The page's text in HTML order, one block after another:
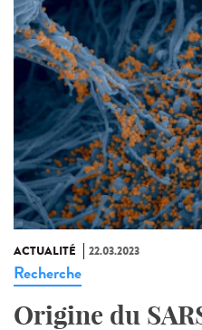
ACTUALITÉ 22.03.2023
Recherche
Origine du